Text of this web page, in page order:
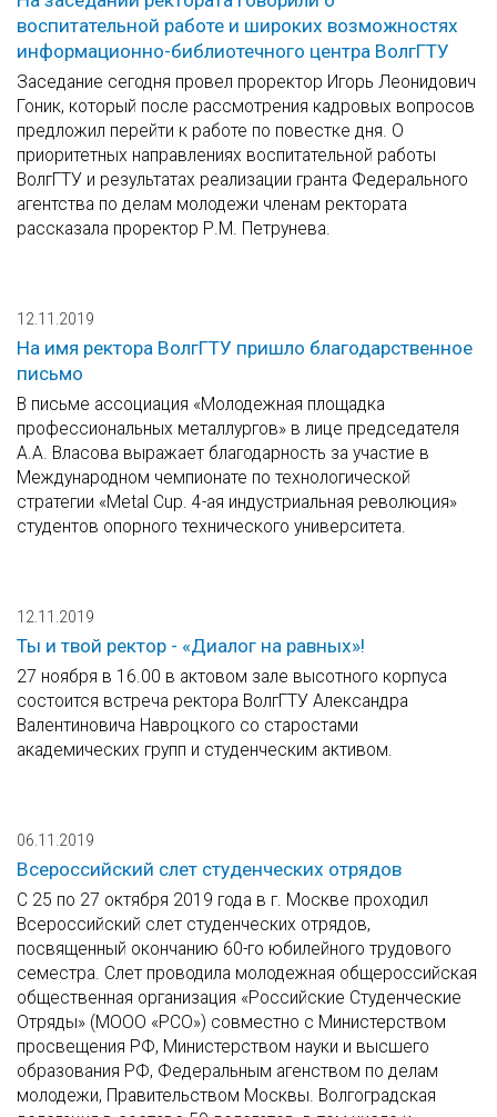
воспитательной работе и широких возможностях
информационно-библиотечного центра ВолгГТУ
Заседание сегодня провел проректор Игорь Леонидович
Гоник, который после рассмотрения кадровых вопросов
предложил перейти к работе по повестке дня. О
приоритетных направлениях воспитательной работы
ВолгГТУ и результатах реализации гранта Федерального
агентства по делам молодежи членам ректората
рассказала проректор Р.М. Петрунева.
12.11.2019
На имя ректора ВолгГТУ пришло благодарственное
письмо
В письме ассоциация «Молодежная площадка
профессиональных металлургов» в лице председателя
А.А. Власова выражает благодарность за участие в
Международном чемпионате по технологической
стратегии «Metal Cup. 4-ая индустриальная революция»
студентов опорного технического университета.
12.11.2019
Ты и твой ректор - «Диалог на равных»!
27 ноября в 16.00 в актовом зале высотного корпуса
состоится встреча ректора ВолгГТУ Александра
Валентиновича Навроцкого со старостами
академических групп и студенческим активом.
06.11.2019
Всероссийский слет студенческих отрядов
С 25 по 27 октября 2019 года в г. Москве проходил
Всероссийский слет студенческих отрядов,
посвященный окончанию 60-го юбилейного трудового
семестра. Слет проводила молодежная общероссийская
общественная организация «Российские Студенческие
Отряды» (МООО «РСО») совместно с Министерством
просвещения РФ, Министерством науки и высшего
образования РФ, Федеральным агенством по делам
молодежи, Правительством Москвы. Волгоградская